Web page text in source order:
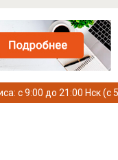
с 9:00 до 21:00 Нск (с